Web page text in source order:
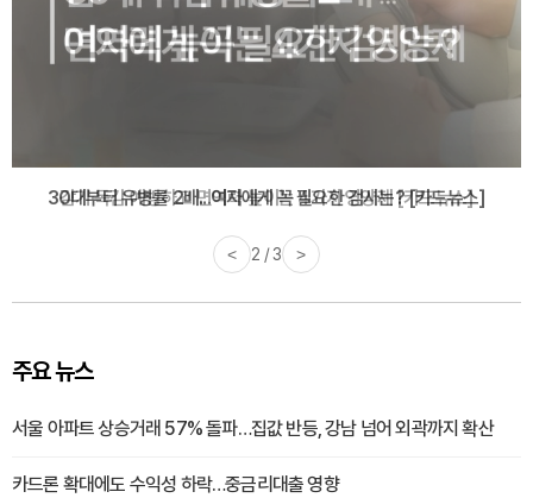
감기·독감 예방하고 면역력 높이는 4가지 영양제 [카드뉴스]
< 3 / 3 >
주요 뉴스
서울 아파트 상승거래 57% 돌파…집값 반등, 강남 넘어 외곽까지 확산
카드론 확대에도 수익성 하락…중금리대출 영향